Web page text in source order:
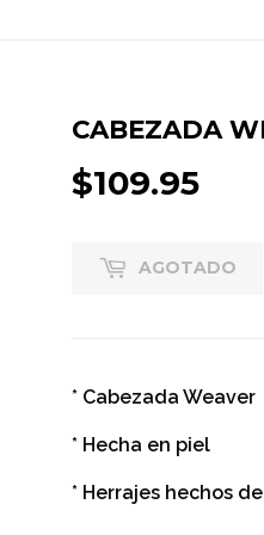
CABEZADA
$109.95
AGOTADO
* Cabezada Weaver
* Hecha en piel
* Herrajes hechos